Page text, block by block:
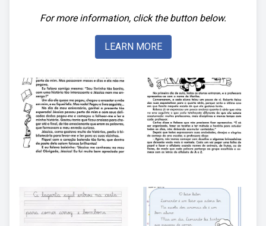
For more information, click the button below.
LEARN MORE